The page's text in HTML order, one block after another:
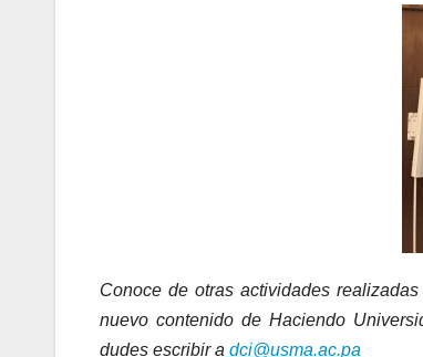
Conoce de otras actividades
nuevo contenido de Haciendo
dudes escribir a dci@usma.ac.pa